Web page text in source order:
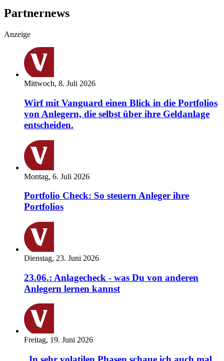
Partnernews
Anzeige
Mittwoch, 8. Juli 2026
Wirf mit Vanguard einen Blick in die Portfolios
von Anlegern, die selbst über ihre Geldanlage
entscheiden.
Montag, 6. Juli 2026
Portfolio Check: So steuern Anleger ihre
Portfolios
Dienstag, 23. Juni 2026
23.06.: Anlagecheck - was Du von anderen
Anlegern lernen kannst
Freitag, 19. Juni 2026